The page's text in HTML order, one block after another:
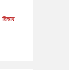
विचार